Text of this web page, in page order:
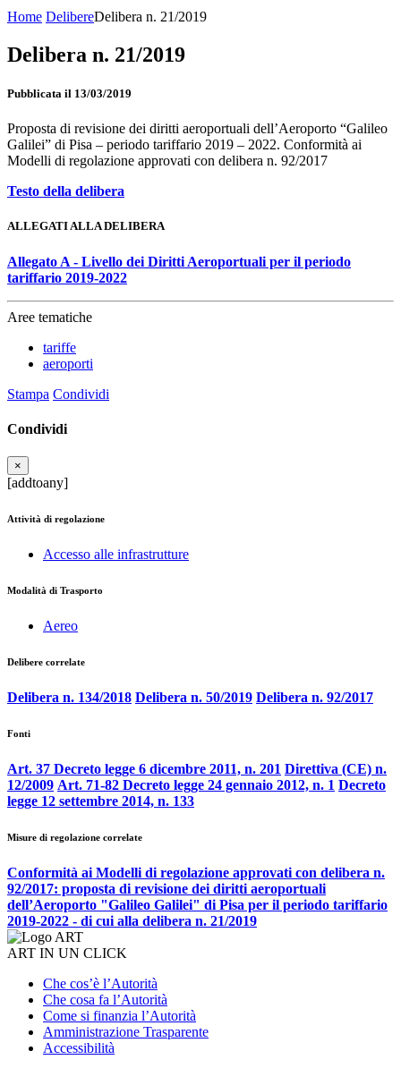
Home DelibereDelibera n. 21/2019
Delibera n. 21/2019
Pubblicata il 13/03/2019
Proposta di revisione dei diritti aeroportuali dell’Aeroporto “Galileo
Galilei” di Pisa – periodo tariffario 2019 – 2022. Conformità ai
Modelli di regolazione approvati con delibera n. 92/2017
Testo della delibera
ALLEGATI ALLA DELIBERA
Allegato A - Livello dei Diritti Aeroportuali per il periodo
tariffario 2019-2022
Aree tematiche
tariffe
aeroporti
Stampa Condividi
Condividi
×
[addtoany]
Attività di regolazione
Accesso alle infrastrutture
Modalità di Trasporto
Aereo
Delibere correlate
Delibera n. 134/2018 Delibera n. 50/2019 Delibera n. 92/2017
Fonti
Art. 37 Decreto legge 6 dicembre 2011, n. 201 Direttiva (CE) n.
12/2009 Art. 71-82 Decreto legge 24 gennaio 2012, n. 1 Decreto
legge 12 settembre 2014, n. 133
Misure di regolazione correlate
Conformità ai Modelli di regolazione approvati con delibera n.
92/2017: proposta di revisione dei diritti aeroportuali
dell’Aeroporto "Galileo Galilei" di Pisa per il periodo tariffario
2019-2022 - di cui alla delibera n. 21/2019
ART IN UN CLICK
Che cos’è l’Autorità
Che cosa fa l’Autorità
Come si finanzia l’Autorità
Amministrazione Trasparente
Accessibilità